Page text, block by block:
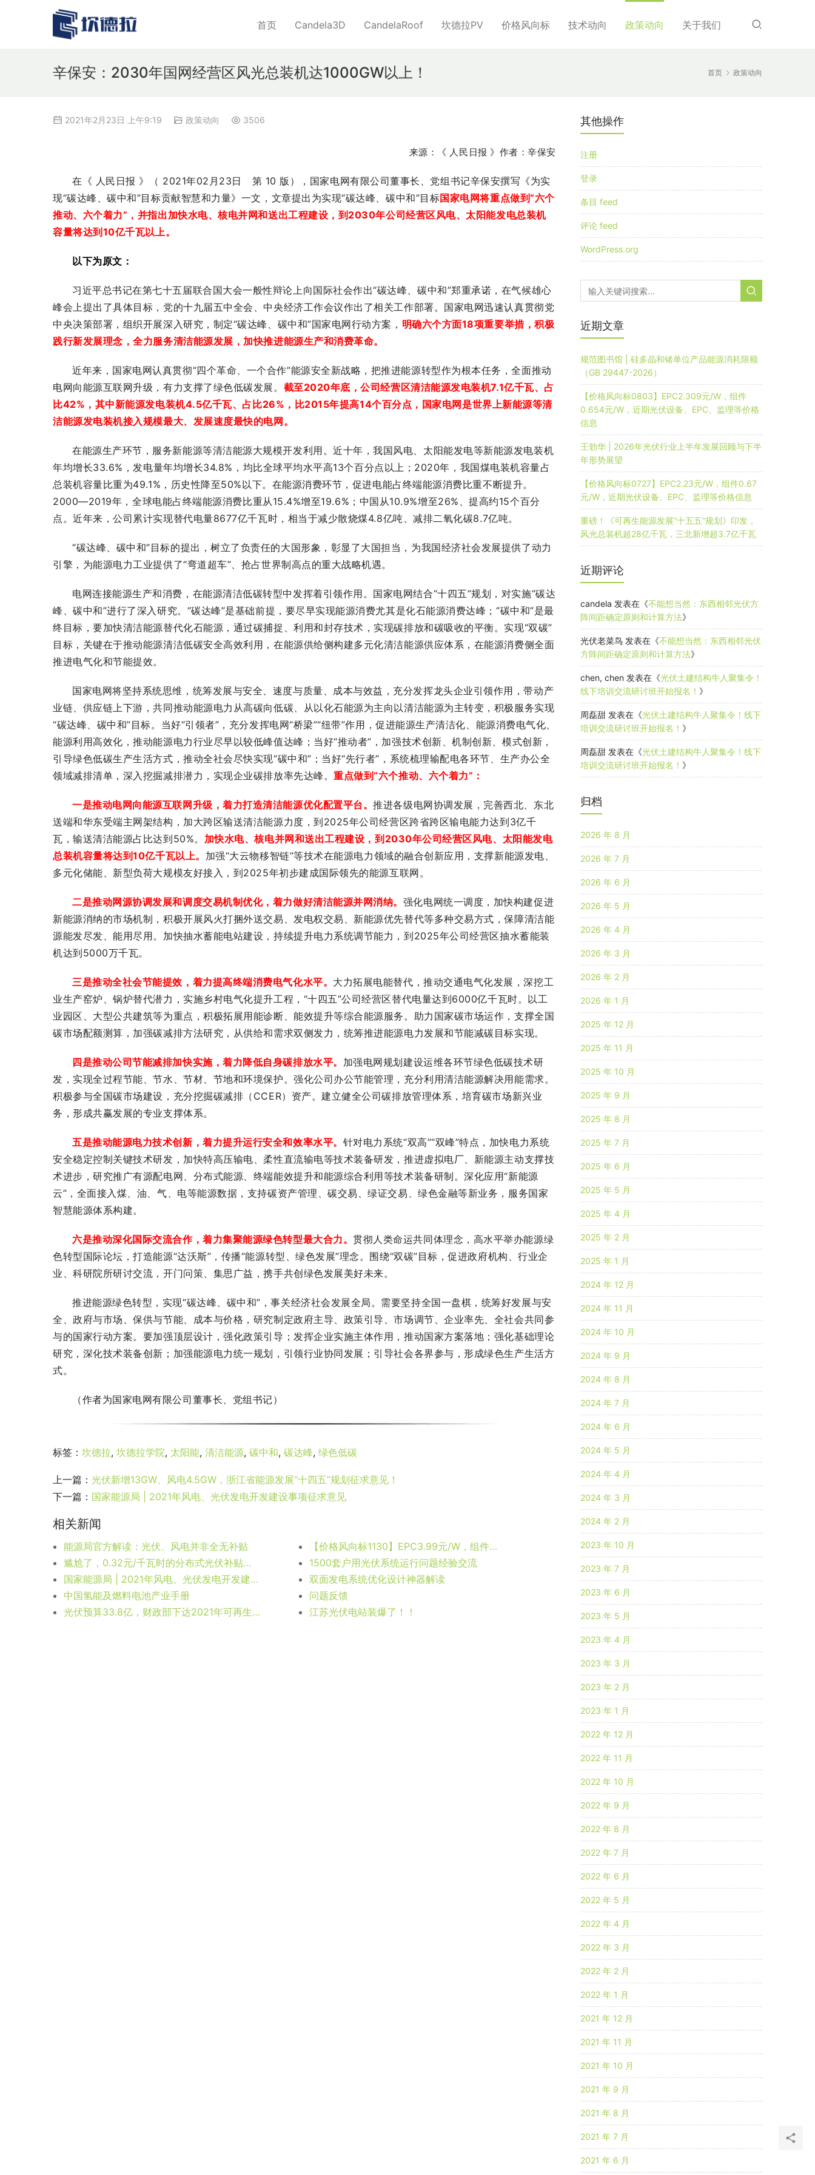
首页 Candela3D CandelaRoof 坎德拉PV 价格风向标 技术动向 政策动向 关于我们
首页 政策动向
辛保安：2030年国网经营区风光总装机达1000GW以上！
2021年2月23日 上午9:19 政策动向 3506
来源：《 人民日报 》作者：辛保安
在《 人民日报 》（ 2021年02月23日 第 10 版），国家电网有限公司董事长、党组书记辛保安撰写《为实
现“碳达峰、碳中和”目标贡献智慧和力量》一文，文章提出为实现“碳达峰、碳中和”目标国家电网将重点做到“六个
推动、六个着力”，并指出加快水电、核电并网和送出工程建设，到2030年公司经营区风电、太阳能发电总装机
容量将达到10亿千瓦以上。
以下为原文：
习近平总书记在第七十五届联合国大会一般性辩论上向国际社会作出“碳达峰、碳中和”郑重承诺，在气候雄心
峰会上提出了具体目标，党的十九届五中全会、中央经济工作会议作出了相关工作部署。国家电网迅速认真贯彻党
中央决策部署，组织开展深入研究，制定“碳达峰、碳中和”国家电网行动方案， 明确六个方面18项重要举措，积极
践行新发展理念，全力服务清洁能源发展，加快推进能源生产和消费革命。
近年来，国家电网认真贯彻“四个革命、一个合作”能源安全新战略，把推进能源转型作为根本任务，全面推动
电网向能源互联网升级，有力支撑了绿色低碳发展。 截至2020年底，公司经营区清洁能源发电装机7.1亿千瓦、占
比42%，其中新能源发电装机4.5亿千瓦、占比26%，比2015年提高14个百分点，国家电网是世界上新能源等清
洁能源发电装机接入规模最大、发展速度最快的电网。
在能源生产环节，服务新能源等清洁能源大规模开发利用。近十年，我国风电、太阳能发电等新能源发电装机
年均增长33.6%，发电量年均增长34.8%，均比全球平均水平高13个百分点以上；2020年，我国煤电装机容量占
总装机容量比重为49.1%，历史性降至50%以下。在能源消费环节，促进电能占终端能源消费比重不断提升。
2000—2019年，全球电能占终端能源消费比重从15.4%增至19.6%；中国从10.9%增至26%、提高约15个百分
点。近年来，公司累计实现替代电量8677亿千瓦时，相当于减少散烧煤4.8亿吨、减排二氧化碳8.7亿吨。
“碳达峰、碳中和”目标的提出，树立了负责任的大国形象，彰显了大国担当，为我国经济社会发展提供了动力
引擎，为能源电力工业提供了“弯道超车”、抢占世界制高点的重大战略机遇。
电网连接能源生产和消费，在能源清洁低碳转型中发挥着引领作用。国家电网结合“十四五”规划，对实施“碳达
峰、碳中和”进行了深入研究。“碳达峰”是基础前提，要尽早实现能源消费尤其是化石能源消费达峰；“碳中和”是最
终目标，要加快清洁能源替代化石能源，通过碳捕捉、利用和封存技术，实现碳排放和碳吸收的平衡。实现“双碳”
目标，关键在于推动能源清洁低碳安全高效利用，在能源供给侧构建多元化清洁能源供应体系，在能源消费侧全面
推进电气化和节能提效。
国家电网将坚持系统思维，统筹发展与安全、速度与质量、成本与效益，充分发挥龙头企业引领作用，带动产
业链、供应链上下游，共同推动能源电力从高碳向低碳、从以化石能源为主向以清洁能源为主转变，积极服务实现
“碳达峰、碳中和”目标。当好“引领者”，充分发挥电网“桥梁”“纽带”作用，促进能源生产清洁化、能源消费电气化、
能源利用高效化，推动能源电力行业尽早以较低峰值达峰；当好“推动者”，加强技术创新、机制创新、模式创新，
引导绿色低碳生产生活方式，推动全社会尽快实现“碳中和”；当好“先行者”，系统梳理输配电各环节、生产办公全
领域减排清单，深入挖掘减排潜力，实现企业碳排放率先达峰。重点做到“六个推动、六个着力”：
一是推动电网向能源互联网升级，着力打造清洁能源优化配置平台。推进各级电网协调发展，完善西北、东北
送端和华东受端主网架结构，加大跨区输送清洁能源力度，到2025年公司经营区跨省跨区输电能力达到3亿千
瓦，输送清洁能源占比达到50%。 加快水电、核电并网和送出工程建设，到2030年公司经营区风电、太阳能发电
总装机容量将达到10亿千瓦以上。 加强“大云物移智链”等技术在能源电力领域的融合创新应用，支撑新能源发电、
多元化储能、新型负荷大规模友好接入，到2025年初步建成国际领先的能源互联网。
二是推动网源协调发展和调度交易机制优化，着力做好清洁能源并网消纳。 强化电网统一调度，加快构建促进
新能源消纳的市场机制，积极开展风火打捆外送交易、发电权交易、新能源优先替代等多种交易方式，保障清洁能
源能发尽发、能用尽用。加快抽水蓄能电站建设，持续提升电力系统调节能力，到2025年公司经营区抽水蓄能装
机达到5000万千瓦。
三是推动全社会节能提效，着力提高终端消费电气化水平。 大力拓展电能替代，推动交通电气化发展，深挖工
业生产窑炉、锅炉替代潜力，实施乡村电气化提升工程，“十四五”公司经营区替代电量达到6000亿千瓦时。以工
业园区、大型公共建筑等为重点，积极拓展用能诊断、能效提升等综合能源服务。助力国家碳市场运作，支撑全国
碳市场配额测算，加强碳减排方法研究，从供给和需求双侧发力，统筹推进能源电力发展和节能减碳目标实现。
四是推动公司节能减排加快实施，着力降低自身碳排放水平。 加强电网规划建设运维各环节绿色低碳技术研
发，实现全过程节能、节水、节材、节地和环境保护。强化公司办公节能管理，充分利用清洁能源解决用能需求。
积极参与全国碳市场建设，充分挖掘碳减排（CCER）资产。建立健全公司碳排放管理体系，培育碳市场新兴业
务，形成共赢发展的专业支撑体系。
五是推动能源电力技术创新，着力提升运行安全和效率水平。 针对电力系统“双高”“双峰”特点，加快电力系统
安全稳定控制关键技术研发，加快特高压输电、柔性直流输电等技术装备研发，推进虚拟电厂、新能源主动支撑技
术进步，研究推广有源配电网、分布式能源、终端能效提升和能源综合利用等技术装备研制。深化应用“新能源
云”，全面接入煤、油、气、电等能源数据，支持碳资产管理、碳交易、绿证交易、绿色金融等新业务，服务国家
智慧能源体系构建。
六是推动深化国际交流合作，着力集聚能源绿色转型最大合力。贯彻人类命运共同体理念，高水平举办能源绿
色转型国际论坛，打造能源“达沃斯”，传播“能源转型、绿色发展”理念。围绕“双碳”目标，促进政府机构、行业企
业、科研院所研讨交流，开门问策、集思广益，携手共创绿色发展美好未来。
推进能源绿色转型，实现“碳达峰、碳中和”，事关经济社会发展全局。需要坚持全国一盘棋，统筹好发展与安
全、政府与市场、保供与节能、成本与价格，研究制定政府主导、政策引导、市场调节、企业率先、全社会共同参
与的国家行动方案。要加强顶层设计，强化政策引导；发挥企业实施主体作用，推动国家方案落地；强化基础理论
研究，深化技术装备创新；加强能源电力统一规划，引领行业协同发展；引导社会各界参与，形成绿色生产生活方
式。
（作者为国家电网有限公司董事长、党组书记）
标签： 坎德拉, 坎德拉学院, 太阳能, 清洁能源, 碳中和, 碳达峰, 绿色低碳
上一篇： 光伏新增13GW、风电4.5GW，浙江省能源发展“十四五”规划征求意见！
下一篇： 国家能源局 | 2021年风电、光伏发电开发建设事项征求意见
相关新闻
能源局官方解读：光伏、风电并非全无补贴
【价格风向标1130】EPC3.99元/W，组件更换95元/块，近期光伏设备、运维、EPC等价格信息
尴尬了，0.32元/千瓦时的分布式光伏补贴没有任何项目能享受，这个电价出台的意义何在？
1500套户用光伏系统运行问题经验交流
国家能源局 | 2021年风电、光伏发电开发建设事项征求意见
双面发电系统优化设计神器解读
中国氢能及燃料电池产业手册
问题反馈
光伏预算33.8亿，财政部下达2021年可再生能源电价附加补助资金预算
江苏光伏电站装爆了！！
其他操作
注册
登录
条目 feed
评论 feed
WordPress.org
近期文章
规范图书馆 | 硅多晶和锗单位产品能源消耗限额
（GB 29447-2026）
【价格风向标0803】EPC2.309元/W，组件
0.654元/W，近期光伏设备、EPC、监理等价格
信息
王勃华 | 2026年光伏行业上半年发展回顾与下半
年形势展望
【价格风向标0727】EPC2.23元/W，组件0.67
元/W，近期光伏设备、EPC、监理等价格信息
重磅！《可再生能源发展“十五五”规划》印发，
风光总装机超28亿千瓦，三北新增超3.7亿千瓦
近期评论
candela 发表在《不能想当然：东西相邻光伏方
阵间距确定原则和计算方法》
光伏老菜鸟 发表在《不能想当然：东西相邻光伏
方阵间距确定原则和计算方法》
chen, chen 发表在《光伏土建结构牛人聚集令！
线下培训交流研讨班开始报名！ 》
周磊甜 发表在《光伏土建结构牛人聚集令！线下
培训交流研讨班开始报名！ 》
周磊甜 发表在《光伏土建结构牛人聚集令！线下
培训交流研讨班开始报名！ 》
归档
2026 年 8 月
2026 年 7 月
2026 年 6 月
2026 年 5 月
2026 年 4 月
2026 年 3 月
2026 年 2 月
2026 年 1 月
2025 年 12 月
2025 年 11 月
2025 年 10 月
2025 年 9 月
2025 年 8 月
2025 年 7 月
2025 年 6 月
2025 年 5 月
2025 年 4 月
2025 年 2 月
2025 年 1 月
2024 年 12 月
2024 年 11 月
2024 年 10 月
2024 年 9 月
2024 年 8 月
2024 年 7 月
2024 年 6 月
2024 年 5 月
2024 年 4 月
2024 年 3 月
2024 年 2 月
2023 年 10 月
2023 年 7 月
2023 年 6 月
2023 年 5 月
2023 年 4 月
2023 年 3 月
2023 年 2 月
2023 年 1 月
2022 年 12 月
2022 年 11 月
2022 年 10 月
2022 年 9 月
2022 年 8 月
2022 年 7 月
2022 年 6 月
2022 年 5 月
2022 年 4 月
2022 年 3 月
2022 年 2 月
2022 年 1 月
2021 年 12 月
2021 年 11 月
2021 年 10 月
2021 年 9 月
2021 年 8 月
2021 年 7 月
2021 年 6 月